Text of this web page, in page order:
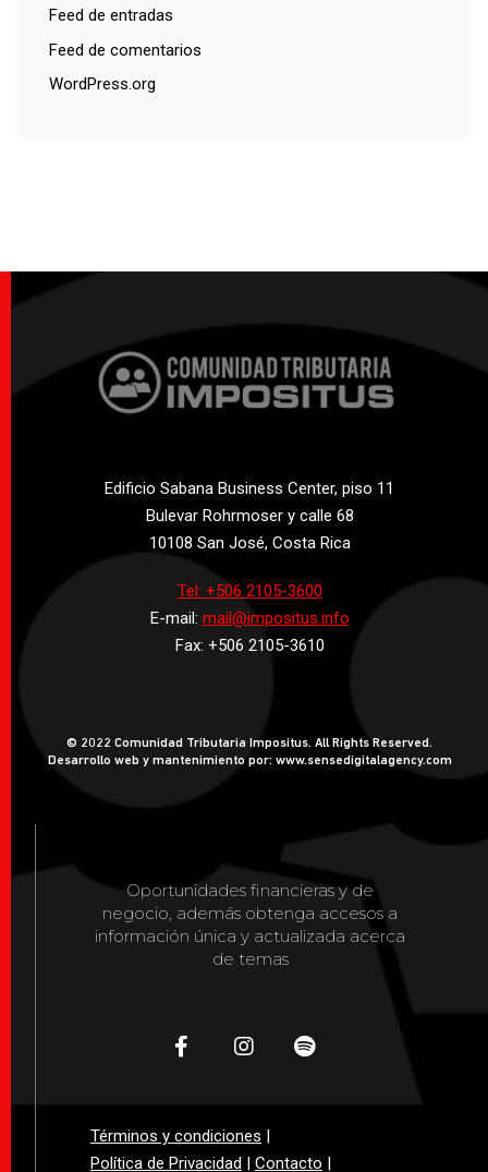
Feed de entradas
Feed de comentarios
WordPress.org
Edificio Sabana Business Center, piso 11
Bulevar Rohrmoser y calle 68
10108 San José, Costa Rica
Tel: +506 2105-3600
E-mail: mail@impositus.info
Fax: +506 2105-3610
© 2022 Comunidad Tributaria Impositus. All Rights Reserved.
Desarrollo web y mantenimiento por: www.sensedigitalagency.com
Oportunidades financieras y de
negocio, además obtenga accesos a
información única y actualizada acerca
de temas
Términos y condiciones |
Política de Privacidad | Contacto |